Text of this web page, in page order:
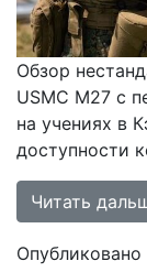
Обзор
USMC M27 с
на учениях в
доступности
Читать
Опубликовано